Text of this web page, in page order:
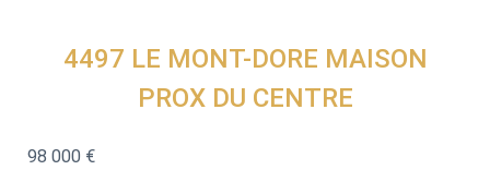
4497 LE MONT-DORE MAISON
PROX DU CENTRE
98 000 €